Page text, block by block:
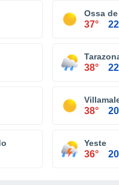
Ossa
37°
38°
38°
Yeste
36°